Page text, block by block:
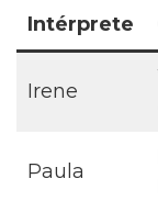
Intérprete
Irene
Paula